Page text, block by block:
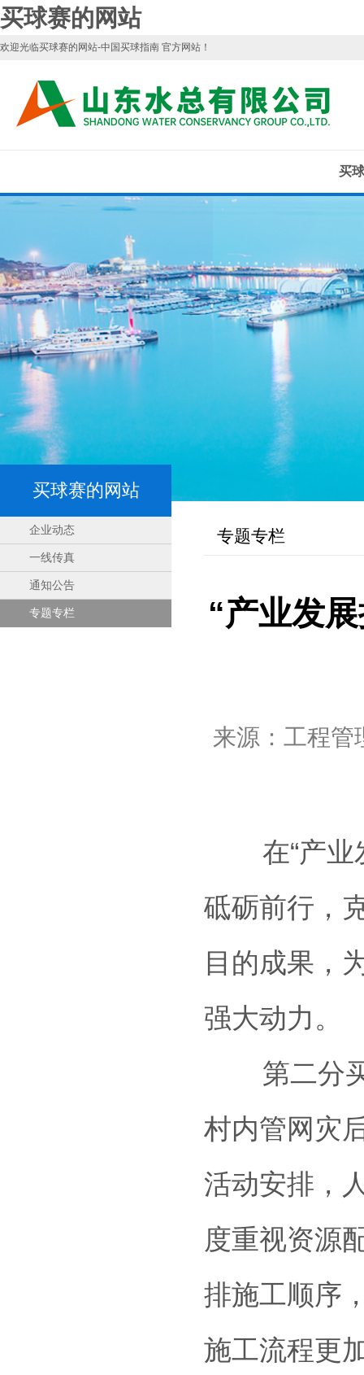
买球赛的网站
欢迎光临买球赛的网站-中国买球指南 官方网站！
买
买球赛的网站
企业动态
一线传真
通知公告
专题专栏
专题专栏
“产业发
来源：工程
在“产业发
砥砺前行，
目的成果，
强大动力。
第二分买
村内管网灾
活动安排，
度重视资源
排施工顺序
施工流程更